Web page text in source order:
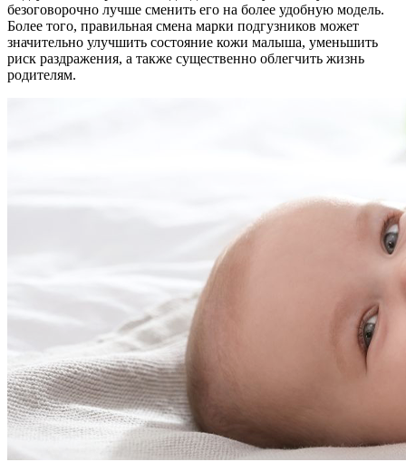
безоговорочно лучше сменить его на более удобную модель.
Более того, правильная смена марки подгузников может
значительно улучшить состояние кожи малыша, уменьшить
риск раздражения, а также существенно облегчить жизнь
родителям.